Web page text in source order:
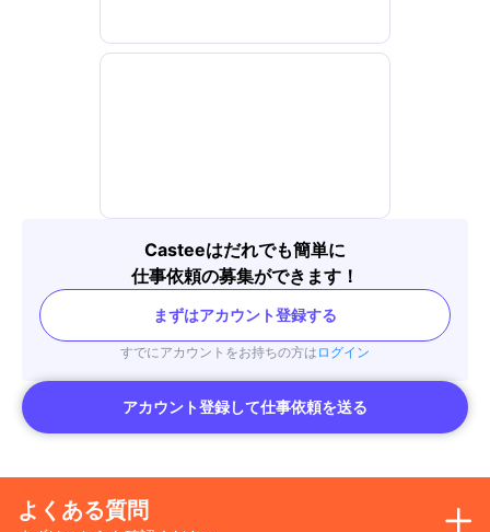
Casteeはだれでも簡単に
仕事依頼の募集ができます！
まずはアカウント登録する
すでにアカウントをお持ちの方は ログイン
アカウント登録して仕事依頼を送る
よくある質問